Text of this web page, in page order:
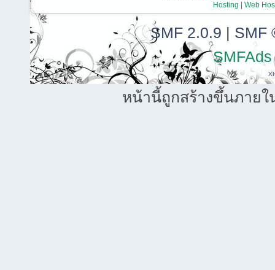
Hosting | Web
SMF 2.0.9 | SMF
SMFAds
หน้านี้ถูกสร้างขึ้นภายใ